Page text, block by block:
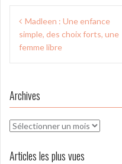
Navigation
de
l’article
Madleen : Une enfance
simple, des choix forts, une
femme libre
Archives
Archives
Articles les plus vues